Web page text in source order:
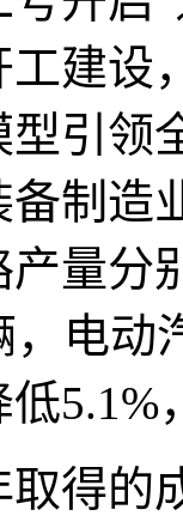
工建设
型引领
制造
量分
，电动
的成